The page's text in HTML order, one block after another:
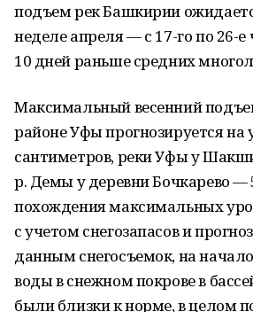
подъем рек Башкирии
неделе апреля — с 17-го по 26-е
10 дней раньше средних
Максимальный весенний
районе Уфы прогнозируется на
сантиметров, реки Уфы у
р. Демы у деревни Бочкарево —
похождения максимальных
с учетом снегозапасов и
данным снегосъемок, на
воды в снежном покрове в
были близки к норме, в целом